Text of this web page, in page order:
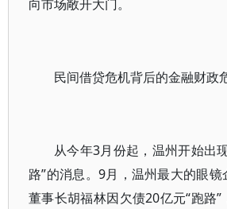
向市场敞开大门。
民间借贷危机背后的金融财政
从今年3月份起，温州开始出
路”的消息。9月，温州最大的眼
董事长胡福林因欠债20亿元“跑路